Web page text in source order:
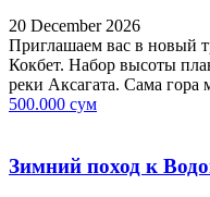
20 December 2026
Приглашаем вас в новый
Кокбет. Набор высоты
реки Аксагата. Сама гора
500.000 сум
Зимний поход к